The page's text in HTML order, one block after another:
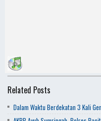
Related Posts
Dalam Waktu Berdekatan 3 Kali